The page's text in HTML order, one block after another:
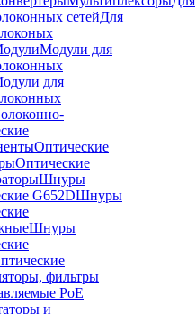
сетейДля
Модули для
для
Оптические
Оптические
Шнуры
G652DШнуры
Шнуры
фильтры
PoE
и